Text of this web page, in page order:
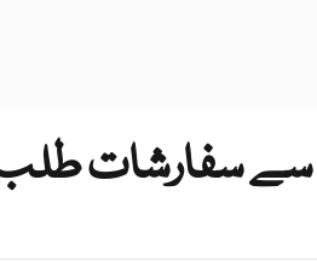
سے سفارشات